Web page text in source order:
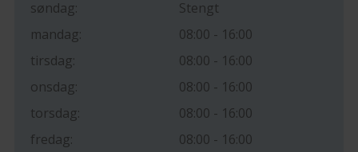
søndag:
Stengt
mandag:
08:00 - 16:00
tirsdag:
08:00 - 16:00
onsdag:
08:00 - 16:00
torsdag:
08:00 - 16:00
fredag:
08:00 - 16:00